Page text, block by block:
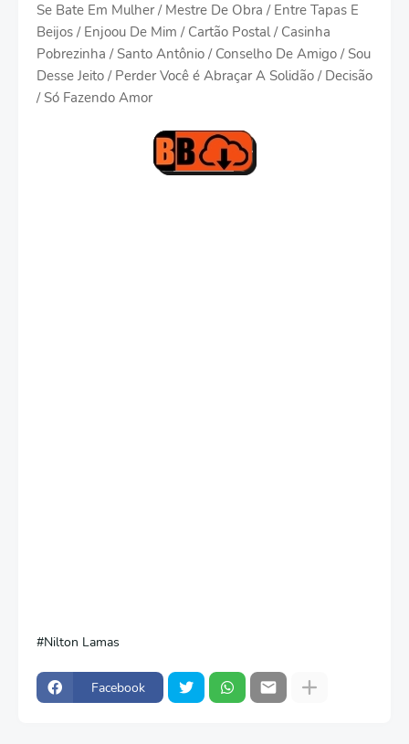
Se Bate Em Mulher / Mestre De Obra / Entre Tapas E
Beijos / Enjoou De Mim / Cartão Postal / Casinha
Pobrezinha / Santo Antônio / Conselho De Amigo / Sou
Desse Jeito / Perder Você é Abraçar A Solidão / Decisão
/ Só Fazendo Amor
Nilton Lamas
Facebook